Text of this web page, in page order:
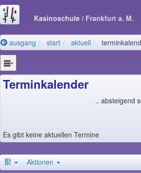
Kasinoschule / Frankfurt a. M.
ausgang start aktuell
Terminkalender
.. absteigend
Es gibt keine aktuellen Termine
Aktionen